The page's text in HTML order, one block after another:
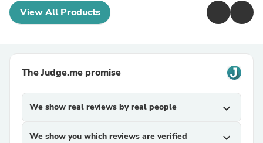
View All Products
The Judge.me promise
We show real reviews by real people expand_more
We show you which reviews are verified expand_more